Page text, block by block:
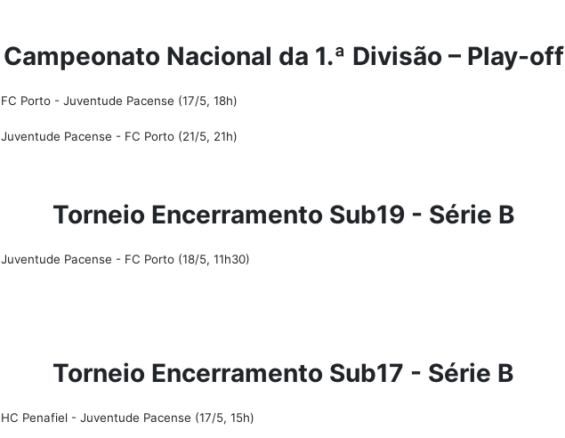
Campeonato Nacional da 1.ª Divisão – Play-off
FC Porto - Juventude Pacense (17/5, 18h)
Juventude Pacense - FC Porto (21/5, 21h)
Torneio Encerramento Sub19 - Série B
Juventude Pacense - FC Porto (18/5, 11h30)
Torneio Encerramento Sub17 - Série B
HC Penafiel - Juventude Pacense (17/5, 15h)